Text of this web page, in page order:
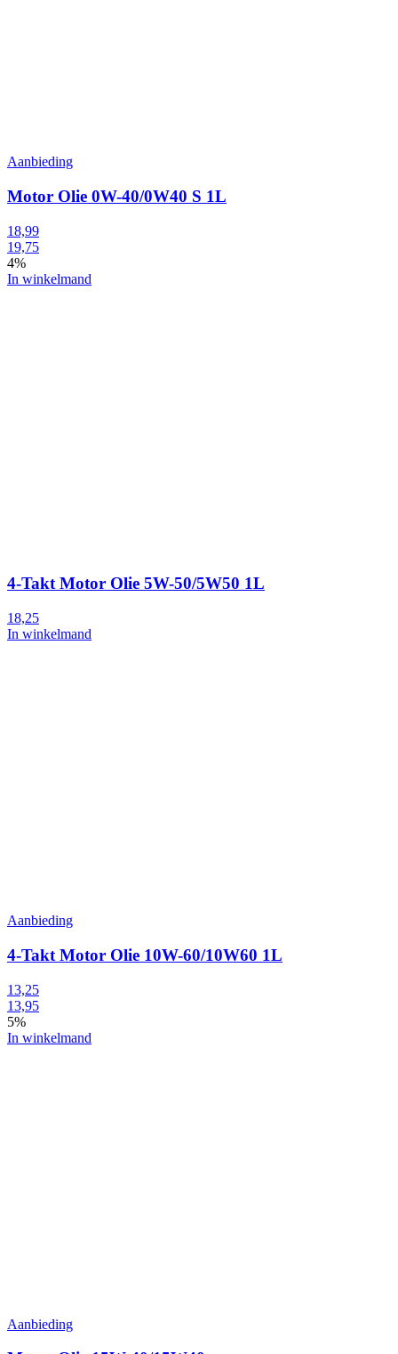
Aanbieding
Motor Olie 0W-40/0W40 S 1L
18,99
19,75
4%
In winkelmand
4-Takt Motor Olie 5W-50/5W50 1L
18,25
In winkelmand
Aanbieding
4-Takt Motor Olie 10W-60/10W60 1L
13,25
13,95
5%
In winkelmand
Aanbieding